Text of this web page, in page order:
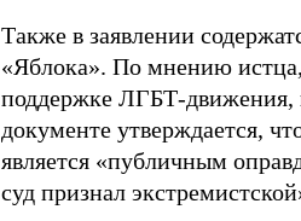
Также в заявлении
«Яблока». По мнению
поддержке ЛГБТ-движения,
документе утверждается,
является «публичным
суд признал